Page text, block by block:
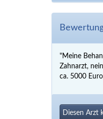
"Meine
Zahnarzt,
ca. 5000
Diesen Arzt